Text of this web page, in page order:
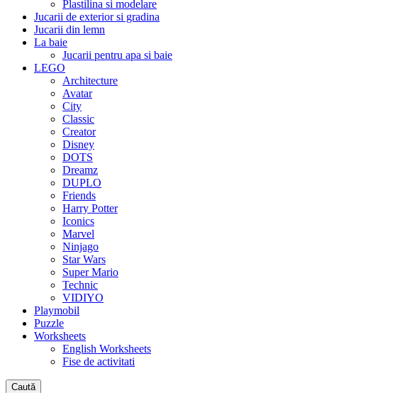
Plastilina si modelare
Jucarii de exterior si gradina
Jucarii din lemn
La baie
Jucarii pentru apa si baie
LEGO
Architecture
Avatar
City
Classic
Creator
Disney
DOTS
Dreamz
DUPLO
Friends
Harry Potter
Iconics
Marvel
Ninjago
Star Wars
Super Mario
Technic
VIDIYO
Playmobil
Puzzle
Worksheets
English Worksheets
Fise de activitati
Caută